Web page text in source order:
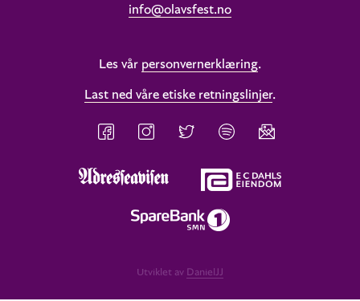
info@olavsfest.no
Les vår personvernerklæring.
Last ned våre etiske retningslinjer.
Utviklet av DanielJJ